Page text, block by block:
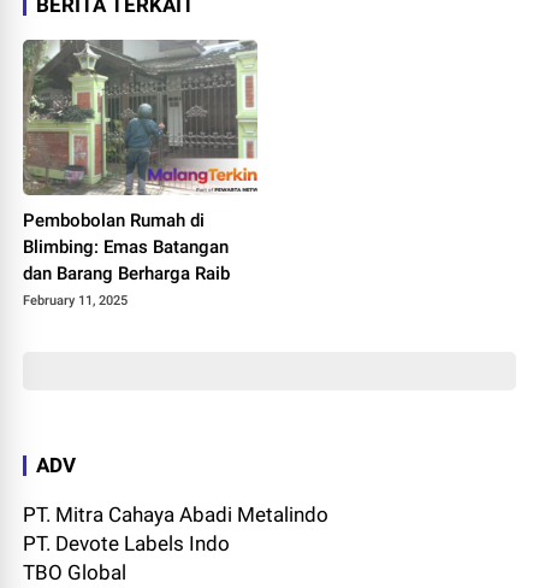
Pembobolan Rumah di
Blimbing: Emas Batangan
dan Barang Berharga Raib
February 11, 2025
ADV
PT. Mitra Cahaya Abadi Metalindo
PT. Devote Labels Indo
TBO Global